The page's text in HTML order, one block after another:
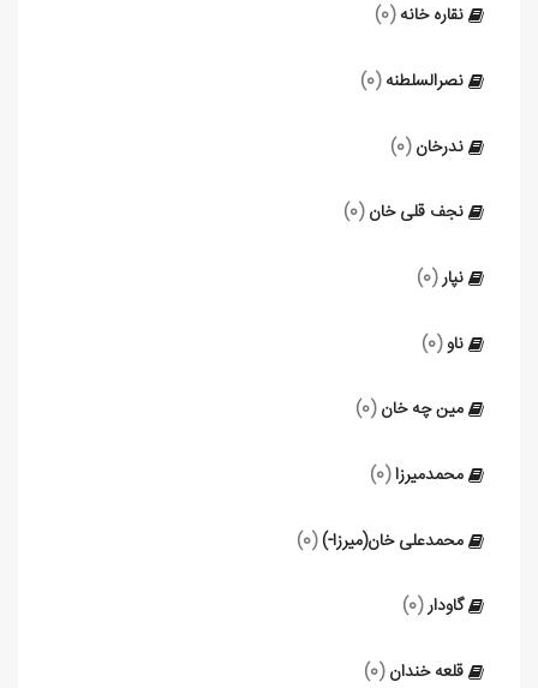
نقاره خانه (0)
نصرالسلطنه (0)
ندرخان (0)
نجف قلی خان (0)
نپار(0)
ناو(0)
مین چه خان (0)
محمدمیرزا(0)
محمدعلی خان(میرزا-) (0)
گاودار(0)
قلعه خندان (0)